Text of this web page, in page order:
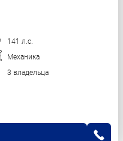
141 л.с.
Механика
3 владельца